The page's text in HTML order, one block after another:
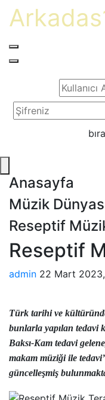
Anasayfa
Müzik
Reseptif
Reseptif
admin 22 Mart
Türk tarihi ve
bunlarla yapılan tedavi
Baksı-Kam tedavi
makam müziği ile
güncelleşmiş